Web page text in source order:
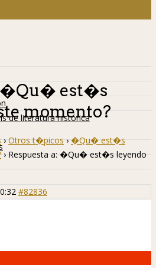
de literatura histórica
�Qu� est�s
momento?
› Otros t�picos › �Qu� est�s
› Respuesta a: �Qu� est�s leyendo
#82836